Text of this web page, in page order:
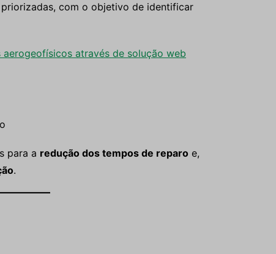
com o objetivo de identificar
através de solução web
para a redução dos tempos de reparo e,
.